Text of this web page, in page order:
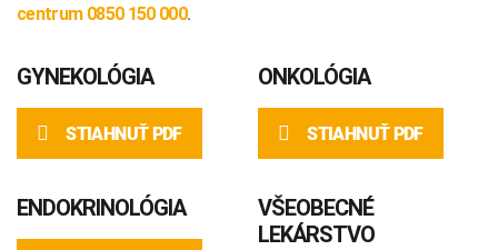
centrum 0850 150 000.
GYNEKOLÓGIA
STIAHNUŤ PDF
ONKOLÓGIA
STIAHNUŤ PDF
ENDOKRINOLÓGIA
VŠEOBECNÉ
LEKÁRSTVO